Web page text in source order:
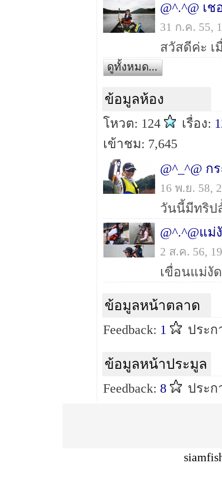
@^.^@ เ
31 ก.ค. 55,
ดูทั้งหมด...
ข้อมูลห้อง
โหวต: 124 เรื่อง:
เข้าชม: 7,645
@^_^@ ก
16 พ.ย. 58,
2 ส.ค. 56,
เขื่อนแม่งั
ข้อมูลหน้าตลาด
Feedback: 1 ประ
ข้อมูลหน้าประมูล
Feedback: 8 ประ